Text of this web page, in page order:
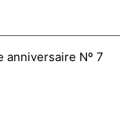
anniversaire Nº 7